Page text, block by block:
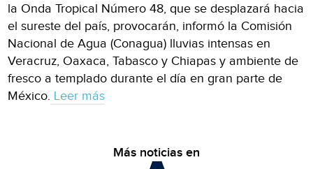
la Onda Tropical Número 48, que se desplazará hacia
el sureste del país, provocarán, informó la Comisión
Nacional de Agua (Conagua) lluvias intensas en
Veracruz, Oaxaca, Tabasco y Chiapas y ambiente de
fresco a templado durante el día en gran parte de
México. Leer más
Más noticias en